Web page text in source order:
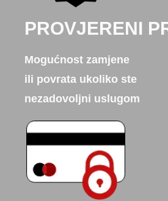
PROVJERENI
Mogućnost zamjene
ili povrata ukoliko ste
nezadovoljni uslugom